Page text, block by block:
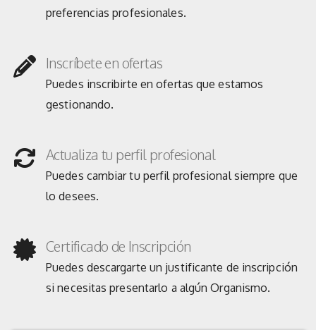
preferencias profesionales.
Inscríbete en ofertas
Puedes inscribirte en ofertas que estamos
gestionando.
Actualiza tu perfil profesional
Puedes cambiar tu perfil profesional siempre que
lo desees.
Certificado de Inscripción
Puedes descargarte un justificante de inscripción
si necesitas presentarlo a algún Organismo.